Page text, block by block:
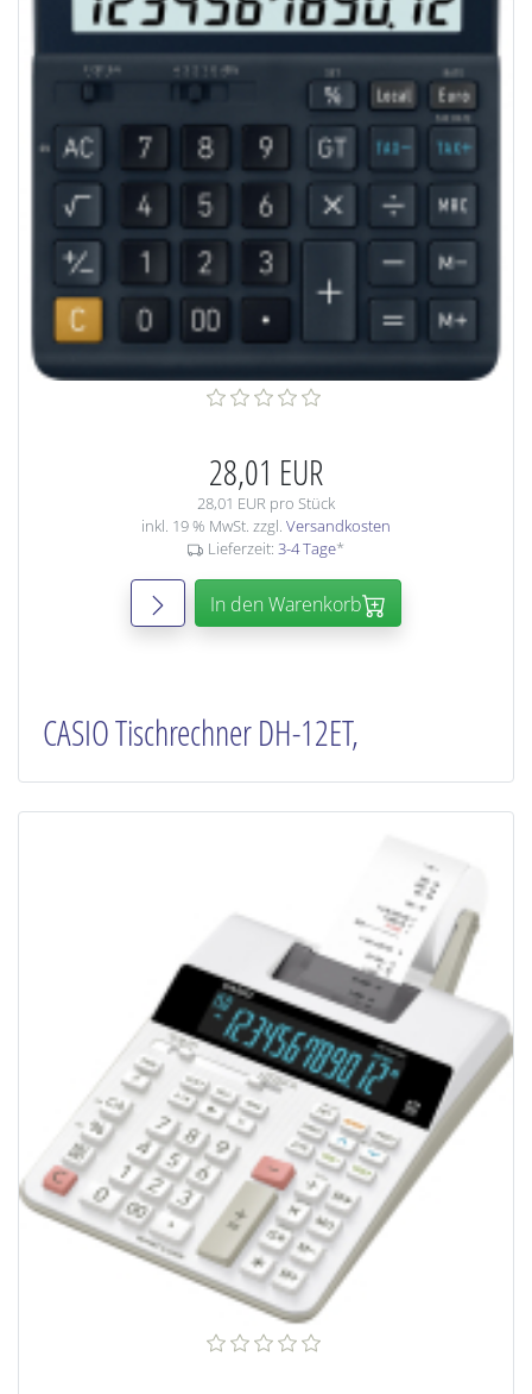
28,01 EUR
28,01 EUR pro Stück
inkl. 19 % MwSt. zzgl. Versandkosten
Lieferzeit: 3-4 Tage*
In den Warenkorb
CASIO Tischrechner DH-12ET,